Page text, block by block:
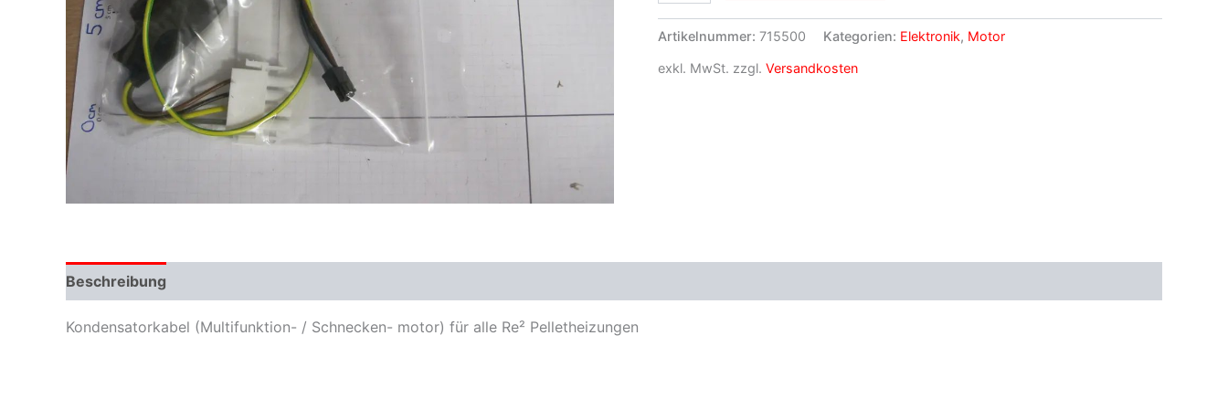
Artikelnummer: 715500 Kategorien: Elektronik, Motor
exkl. MwSt. zzgl. Versandkosten
Beschreibung
Kondensatorkabel (Multifunktion- / Schnecken- motor) für alle Re² Pelletheizungen